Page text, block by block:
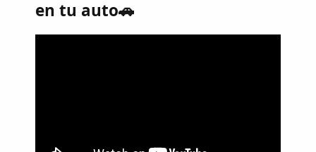
en tu auto🚗